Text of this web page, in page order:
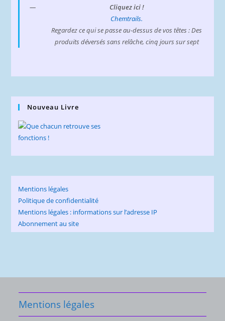
Cliquez ici !
Chemtrails.
Regardez ce qui se passe au-dessus de vos têtes : Des
produits déversés sans relâche, cinq jours sur sept
Nouveau Livre
Mentions légales
Politique de confidentialité
Mentions légales : informations sur l’adresse IP
Abonnement au site
Mentions légales